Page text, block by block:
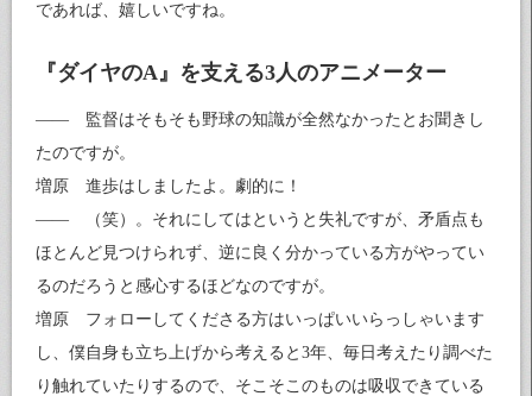
であれば、嬉しいですね。
『ダイヤのA』を支える3人のアニメーター
—— 監督はそもそも野球の知識が全然なかったとお聞きし
たのですが。
増原 進歩はしましたよ。劇的に！
—— （笑）。それにしてはというと失礼ですが、矛盾点も
ほとんど見つけられず、逆に良く分かっている方がやってい
るのだろうと感心するほどなのですが。
増原 フォローしてくださる方はいっぱいいらっしゃいます
し、僕自身も立ち上げから考えると3年、毎日考えたり調べた
り触れていたりするので、そこそこのものは吸収できている